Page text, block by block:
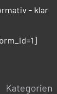
- klar
Kategorien